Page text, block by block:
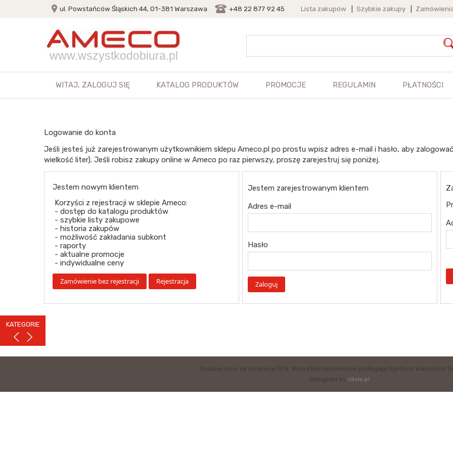
KATEGORIE
ul. Powstańców Śląskich 44, 01-381 Warszawa +48 22 877 92 45 Lista zakupów Szybkie zakupy
www.wszystkodobiura.pl
WITAJ, ZALOGUJ SIĘ KATALOG PRODUKTÓW PROMOCJE REGULAMIN PŁATNOŚCI
Logowanie do konta
Jeśli jesteś już zarejestrowanym użytkownikiem sklepu Ameco.pl po prostu wpisz adres e-mail i hasło, aby
wielkość liter). Jeśli robisz zakupy online w Ameco po raz pierwszy, proszę zarejestruj się poniżej.
Jestem nowym klientem
Korzyści z rejestracji w sklepie Ameco:
- dostęp do katalogu produktów
- szybkie listy zakupowe
- historia zakupów
- możliwość zakładania subkont
- raporty
- aktualne promocje
- indywidualne ceny
Jestem zarejestrowanym klientem
Adres e-mail
Hasło
Podane ceny są cenami w PLN. Wszystkie zamówienie podlegają Ogólnym Warunkom
Designed by clivio.pl